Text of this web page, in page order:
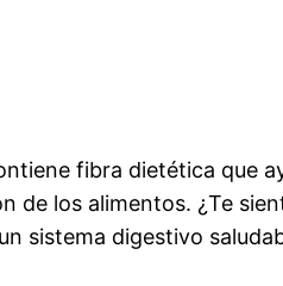
fibra dietética que
los alimentos. ¿Te
sistema digestivo